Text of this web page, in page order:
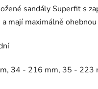
sandály Superfit s
mají maximálně
34 - 216 mm, 35 -